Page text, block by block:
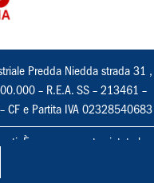
Predda Niedda strada 31 ,
– R.E.A. SS – 213461 –
CF e Partita IVA 02328540683
È espressamente vietata la
totale o parziale.